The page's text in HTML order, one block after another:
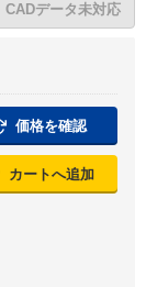
CADデータ未対応
価格を確認
カートへ追加